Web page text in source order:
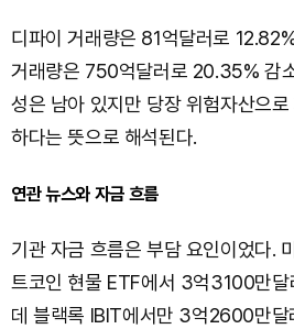
디파이 거래량은 81억달러로
거래량은 750억달러로 20.35% 감
성은 남아 있지만 당장 위험자산으
하다는 뜻으로 해석된다.
연관 뉴스와 자금 흐름
기관 자금 흐름은 부담 요인이었다.
트코인 현물 ETF에서 3억3100만달
데 블랙록 IBIT에서만 3억2600만달